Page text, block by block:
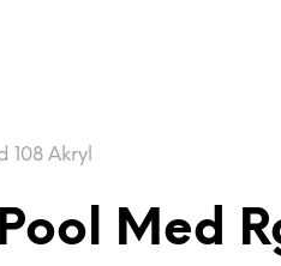
Akryl
Med